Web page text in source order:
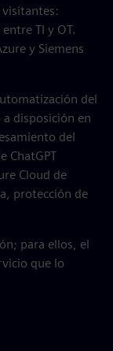
TI y OT.
y Siemens
del
disposición en
del
ChatGPT
Cloud de
protección de
para ellos, el
que lo